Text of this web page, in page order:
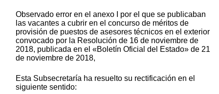
Observado error en el anexo I por el que se publicaban
las vacantes a cubrir en el concurso de méritos de
provisión de puestos de asesores técnicos en el exterior
convocado por la Resolución de 16 de noviembre de
2018, publicada en el «Boletín Oficial del Estado» de 21
de noviembre de 2018,
Esta Subsecretaría ha resuelto su rectificación en el
siguiente sentido: